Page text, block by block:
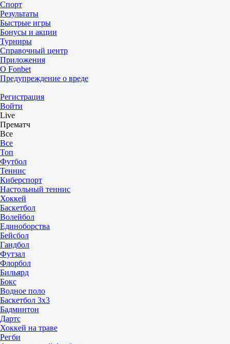
Спорт
Результаты
Быстрые игры
Бонусы и акции
Турниры
Справочный центр
Приложения
О Fonbet
Предупреждение о вреде
Регистрация
Войти
Live
Прематч
Все
Все
Топ
Футбол
Теннис
Киберспорт
Настольный теннис
Хоккей
Баскетбол
Волейбол
Единоборства
Бейсбол
Гандбол
Футзал
Флорбол
Бильярд
Бокс
Водное поло
Баскетбол 3x3
Бадминтон
Дартс
Хоккей на траве
Регби